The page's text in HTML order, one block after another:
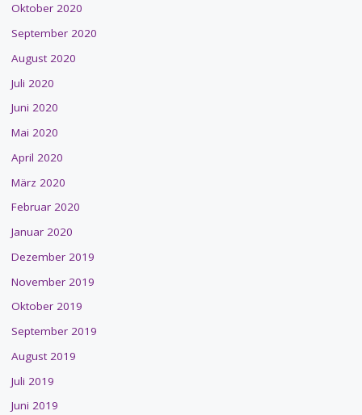
Oktober 2020
September 2020
August 2020
Juli 2020
Juni 2020
Mai 2020
April 2020
März 2020
Februar 2020
Januar 2020
Dezember 2019
November 2019
Oktober 2019
September 2019
August 2019
Juli 2019
Juni 2019